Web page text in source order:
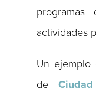
actividades
Un ejemplo
de